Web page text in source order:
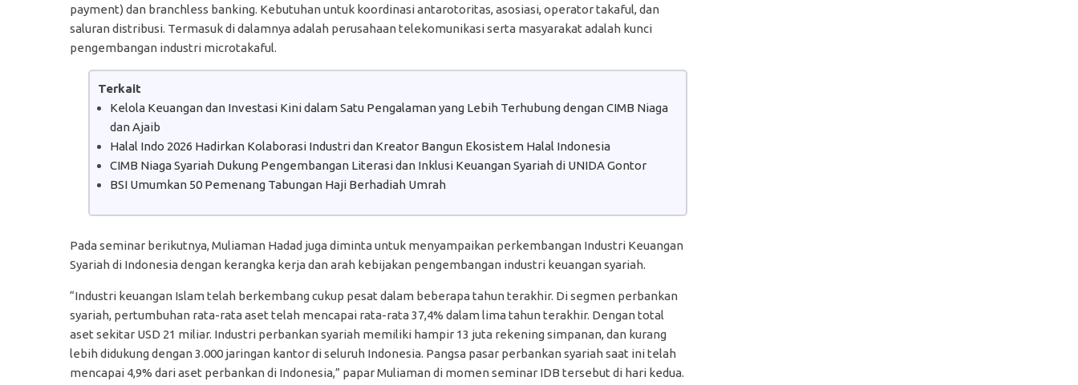
payment) dan branchless banking. Kebutuhan untuk koordinasi antarotoritas, asosiasi, operator takaful, dan
saluran distribusi. Termasuk di dalamnya adalah perusahaan telekomunikasi serta masyarakat adalah kunci
pengembangan industri microtakaful.
Terkait
Kelola Keuangan dan Investasi Kini dalam Satu Pengalaman yang Lebih Terhubung dengan CIMB Niaga
dan Ajaib
Halal Indo 2026 Hadirkan Kolaborasi Industri dan Kreator Bangun Ekosistem Halal Indonesia
CIMB Niaga Syariah Dukung Pengembangan Literasi dan Inklusi Keuangan Syariah di UNIDA Gontor
BSI Umumkan 50 Pemenang Tabungan Haji Berhadiah Umrah
Pada seminar berikutnya, Muliaman Hadad juga diminta untuk menyampaikan perkembangan Industri Keuangan
Syariah di Indonesia dengan kerangka kerja dan arah kebijakan pengembangan industri keuangan syariah.
“Industri keuangan Islam telah berkembang cukup pesat dalam beberapa tahun terakhir. Di segmen perbankan
syariah, pertumbuhan rata-rata aset telah mencapai rata-rata 37,4% dalam lima tahun terakhir. Dengan total
aset sekitar USD 21 miliar. Industri perbankan syariah memiliki hampir 13 juta rekening simpanan, dan kurang
lebih didukung dengan 3.000 jaringan kantor di seluruh Indonesia. Pangsa pasar perbankan syariah saat ini telah
mencapai 4,9% dari aset perbankan di Indonesia,” papar Muliaman di momen seminar IDB tersebut di hari kedua.